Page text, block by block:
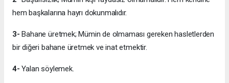
hem başkalarına hayrı dokunmalıdır.
3-Bahane üretmek; Mümin de olmaması gereken hasletlerden
bir diğeri bahane üretmek ve inat etmektir.
4- Yalan söylemek.